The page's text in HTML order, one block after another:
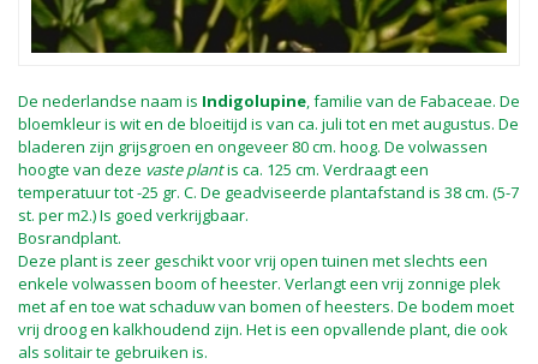
De nederlandse naam is Indigolupine, familie van de Fabaceae. De
bloemkleur is wit en de bloeitijd is van ca. juli tot en met augustus. De
bladeren zijn grijsgroen en ongeveer 80 cm. hoog. De volwassen
hoogte van deze vaste plantis ca. 125 cm. Verdraagt een
temperatuur tot -25 gr. C. De geadviseerde plantafstand is 38 cm. (5-7
st. per m2.) Is goed verkrijgbaar.
Bosrandplant.
Deze plant is zeer geschikt voor vrij open tuinen met slechts een
enkele volwassen boom of heester. Verlangt een vrij zonnige plek
met af en toe wat schaduw van bomen of heesters. De bodem moet
vrij droog en kalkhoudend zijn. Het is een opvallende plant, die ook
als solitair te gebruiken is.